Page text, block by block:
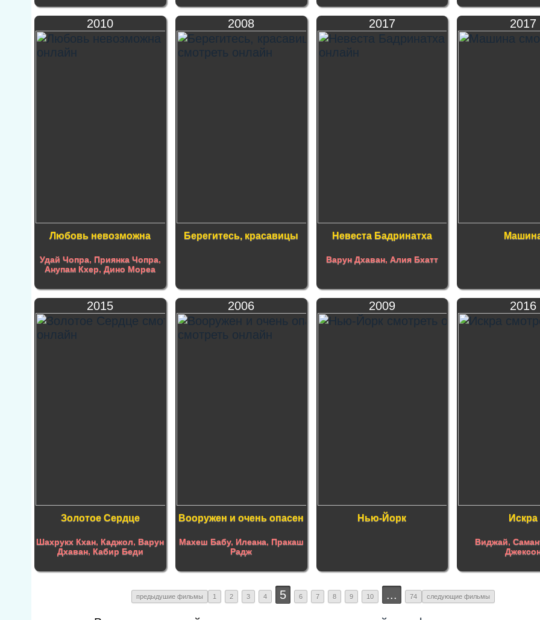
2010
Любовь невозможна
Удай Чопра, Приянка Чопра,
Анупам Кхер,Дино Мореа
2008
Берегитесь, красавицы
2017
Невеста Бадринатха
Варун Дхаван, Алия Бхатт
2017
2015
Золотое Сердце
Шахрукх Кхан,Каджол,Варун
Дхаван, Кабир Беди
2006
Вооружен и очень опасен
Махеш Бабу, Илеана, Пракаш
Радж
2009
Нью-Йорк
2016
Искра
Виджай,
предыдушие фильмы 1 2 3 4 5 6 7 8 9 10 ... 74 следующие фильмы